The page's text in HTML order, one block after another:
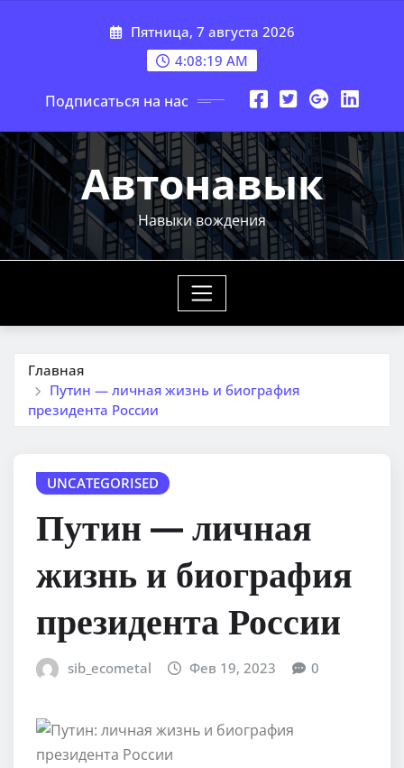
Пятница, 7 августа 2026
4:08:20 AM
Подписаться на нас
Автонавык
Навыки вождения
Главная
Путин — личная жизнь и биография
президента России
UNCATEGORISED
Путин — личная
жизнь и биография
президента России
sib_ecometal Фев 19, 2023 0